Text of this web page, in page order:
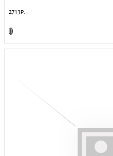
2713р.